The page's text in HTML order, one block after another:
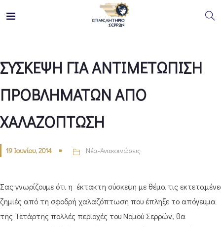
ΣΥΣΚΕΨΗ ΓΙΑ ΑΝΤΙΜΕΤΩΠΙΣΗ
ΠΡΟΒΛΗΜΑΤΩΝ ΑΠΟ
ΧΑΛΑΖΟΠΤΩΣΗ
19 Ιουνίου, 2014 Νέα-Ανακοινώσεις
Σας γνωρίζουμε ότι η έκτακτη σύσκεψη με θέμα τις
ζημιές από τη σφοδρή χαλαζόπτωση που έπληξε το απόγευμα
της Τετάρτης πολλές περιοχές του Νομού Σερρών, θα